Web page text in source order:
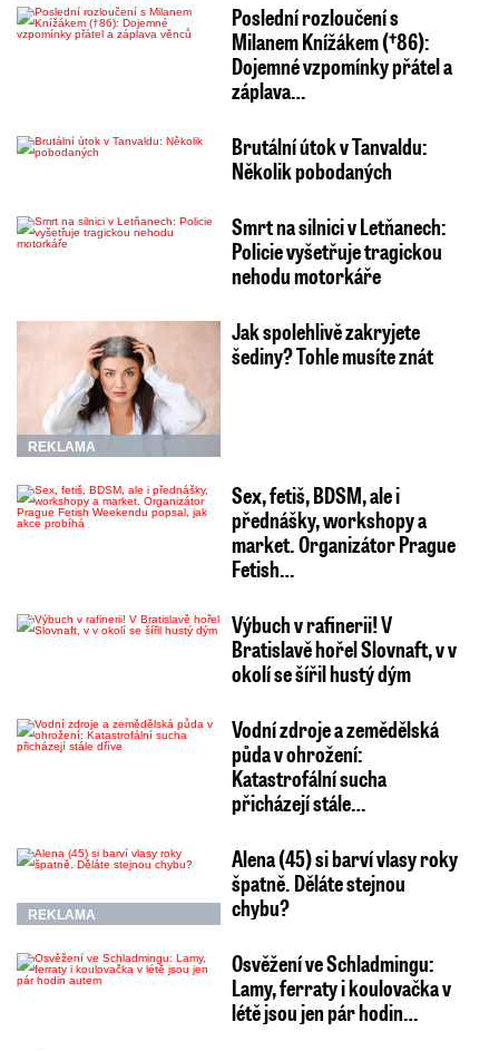
Poslední rozloučení s
Milanem Knížákem (†86):
Dojemné vzpomínky přátel a
záplava…
Brutální útok v Tanvaldu:
Několik pobodaných
Smrt na silnici v Letňanech:
Policie vyšetřuje tragickou
nehodu motorkáře
REKLAMA
Jak spolehlivě zakryjete
šediny? Tohle musíte znát
Sex, fetiš, BDSM, ale i
přednášky, workshopy a
market. Organizátor Prague
Fetish…
Výbuch v rafinerii! V
Bratislavě hořel Slovnaft, v v
okolí se šířil hustý dým
Vodní zdroje a zemědělská
půda v ohrožení:
Katastrofální sucha
přicházejí stále…
REKLAMA
Alena (45) si barví vlasy roky
špatně. Děláte stejnou
chybu?
Osvěžení ve Schladmingu:
Lamy, ferraty i koulovačka v
létě jsou jen pár hodin…